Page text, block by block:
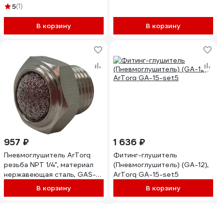
5(1)
В корзину В корзину
957 ₽
Пневмоглушитель ArTorq
резьба NPT 1/4", материал
нержавеющая сталь, GAS-
В корзину
1 636 ₽
Фитинг-глушитель
(Пневмоглушитель) (GA-12),
ArTorq GA-15-set5
В корзину